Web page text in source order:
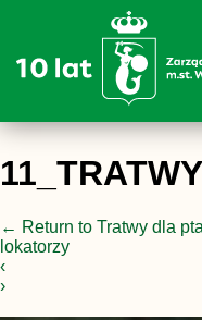
← Return to Tratwy dla
lokatorzy
‹
›